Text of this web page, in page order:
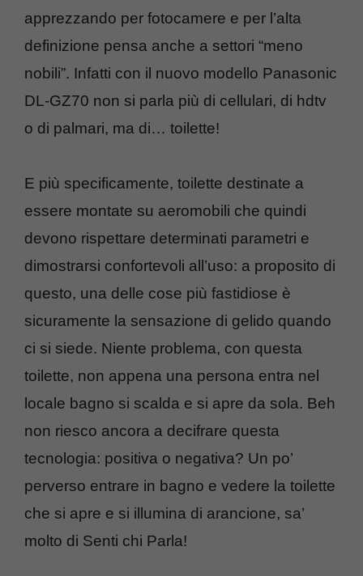
apprezzando per fotocamere e per l’alta
definizione pensa anche a settori “meno
nobili”. Infatti con il nuovo modello Panasonic
DL-GZ70 non si parla più di cellulari, di hdtv
o di palmari, ma di… toilette!
E più specificamente, toilette destinate a
essere montate su aeromobili che quindi
devono rispettare determinati parametri e
dimostrarsi confortevoli all’uso: a proposito di
questo, una delle cose più fastidiose è
sicuramente la sensazione di gelido quando
ci si siede. Niente problema, con questa
toilette, non appena una persona entra nel
locale bagno si scalda e si apre da sola. Beh
non riesco ancora a decifrare questa
tecnologia: positiva o negativa? Un po’
perverso entrare in bagno e vedere la toilette
che si apre e si illumina di arancione, sa’
molto di Senti chi Parla!